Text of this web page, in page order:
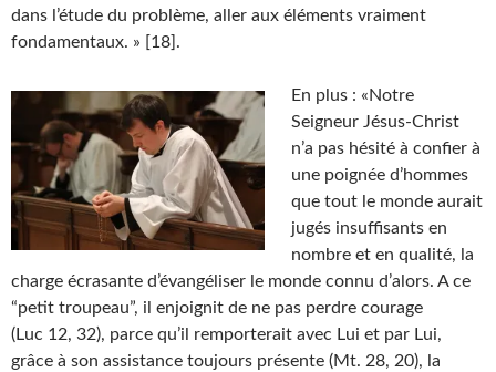
dans l’étude du problème, aller aux éléments vraiment
fondamentaux. » [18].
En plus : «Notre
Seigneur Jésus-Christ
n’a pas hésité à confier à
une poignée d’hommes
que tout le monde aurait
jugés insuffisants en
nombre et en qualité, la
charge écrasante d’évangéliser le monde connu d’alors. A ce
“petit troupeau”, il enjoignit de ne pas perdre courage
(Luc 12, 32), parce qu’il remporterait avec Lui et par Lui,
grâce à son assistance toujours présente (Mt. 28, 20), la